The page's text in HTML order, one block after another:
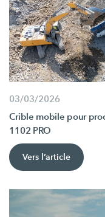
03/03/2026
Crible mobile pour
1102 PRO
Vers l’article